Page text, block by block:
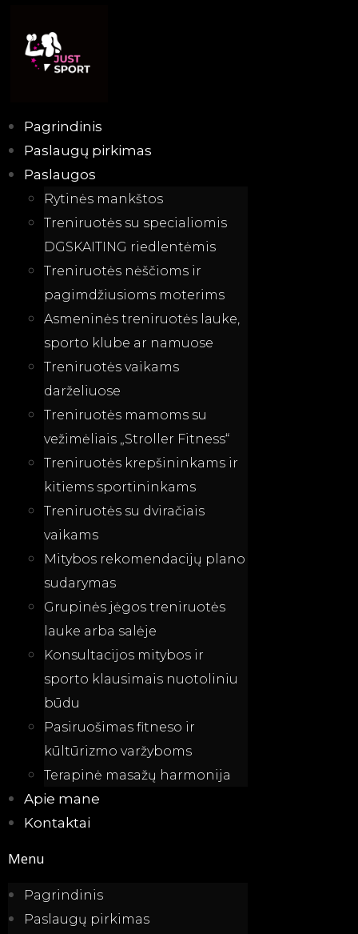
content
Pagrindinis
Paslaugų pirkimas
Paslaugos
Rytinės mankštos
Treniruotės su specialiomis
DGSKAITING riedlentėmis
Treniruotės nėščioms ir
pagimdžiusioms moterims
Asmeninės treniruotės lauke,
sporto klube ar namuose
Treniruotės vaikams
darželiuose
Treniruotės mamoms su
vežimėliais „Stroller Fitness“
Treniruotės krepšininkams ir
kitiems sportininkams
Treniruotės su dviračiais
vaikams
Mitybos rekomendacijų plano
sudarymas
Grupinės jėgos treniruotės
lauke arba salėje
Konsultacijos mitybos ir
sporto klausimais nuotoliniu
būdu
Pasiruošimas fitneso ir
kūltūrizmo varžyboms
Terapinė masažų harmonija
Apie mane
Kontaktai
Menu
Pagrindinis
Paslaugų pirkimas